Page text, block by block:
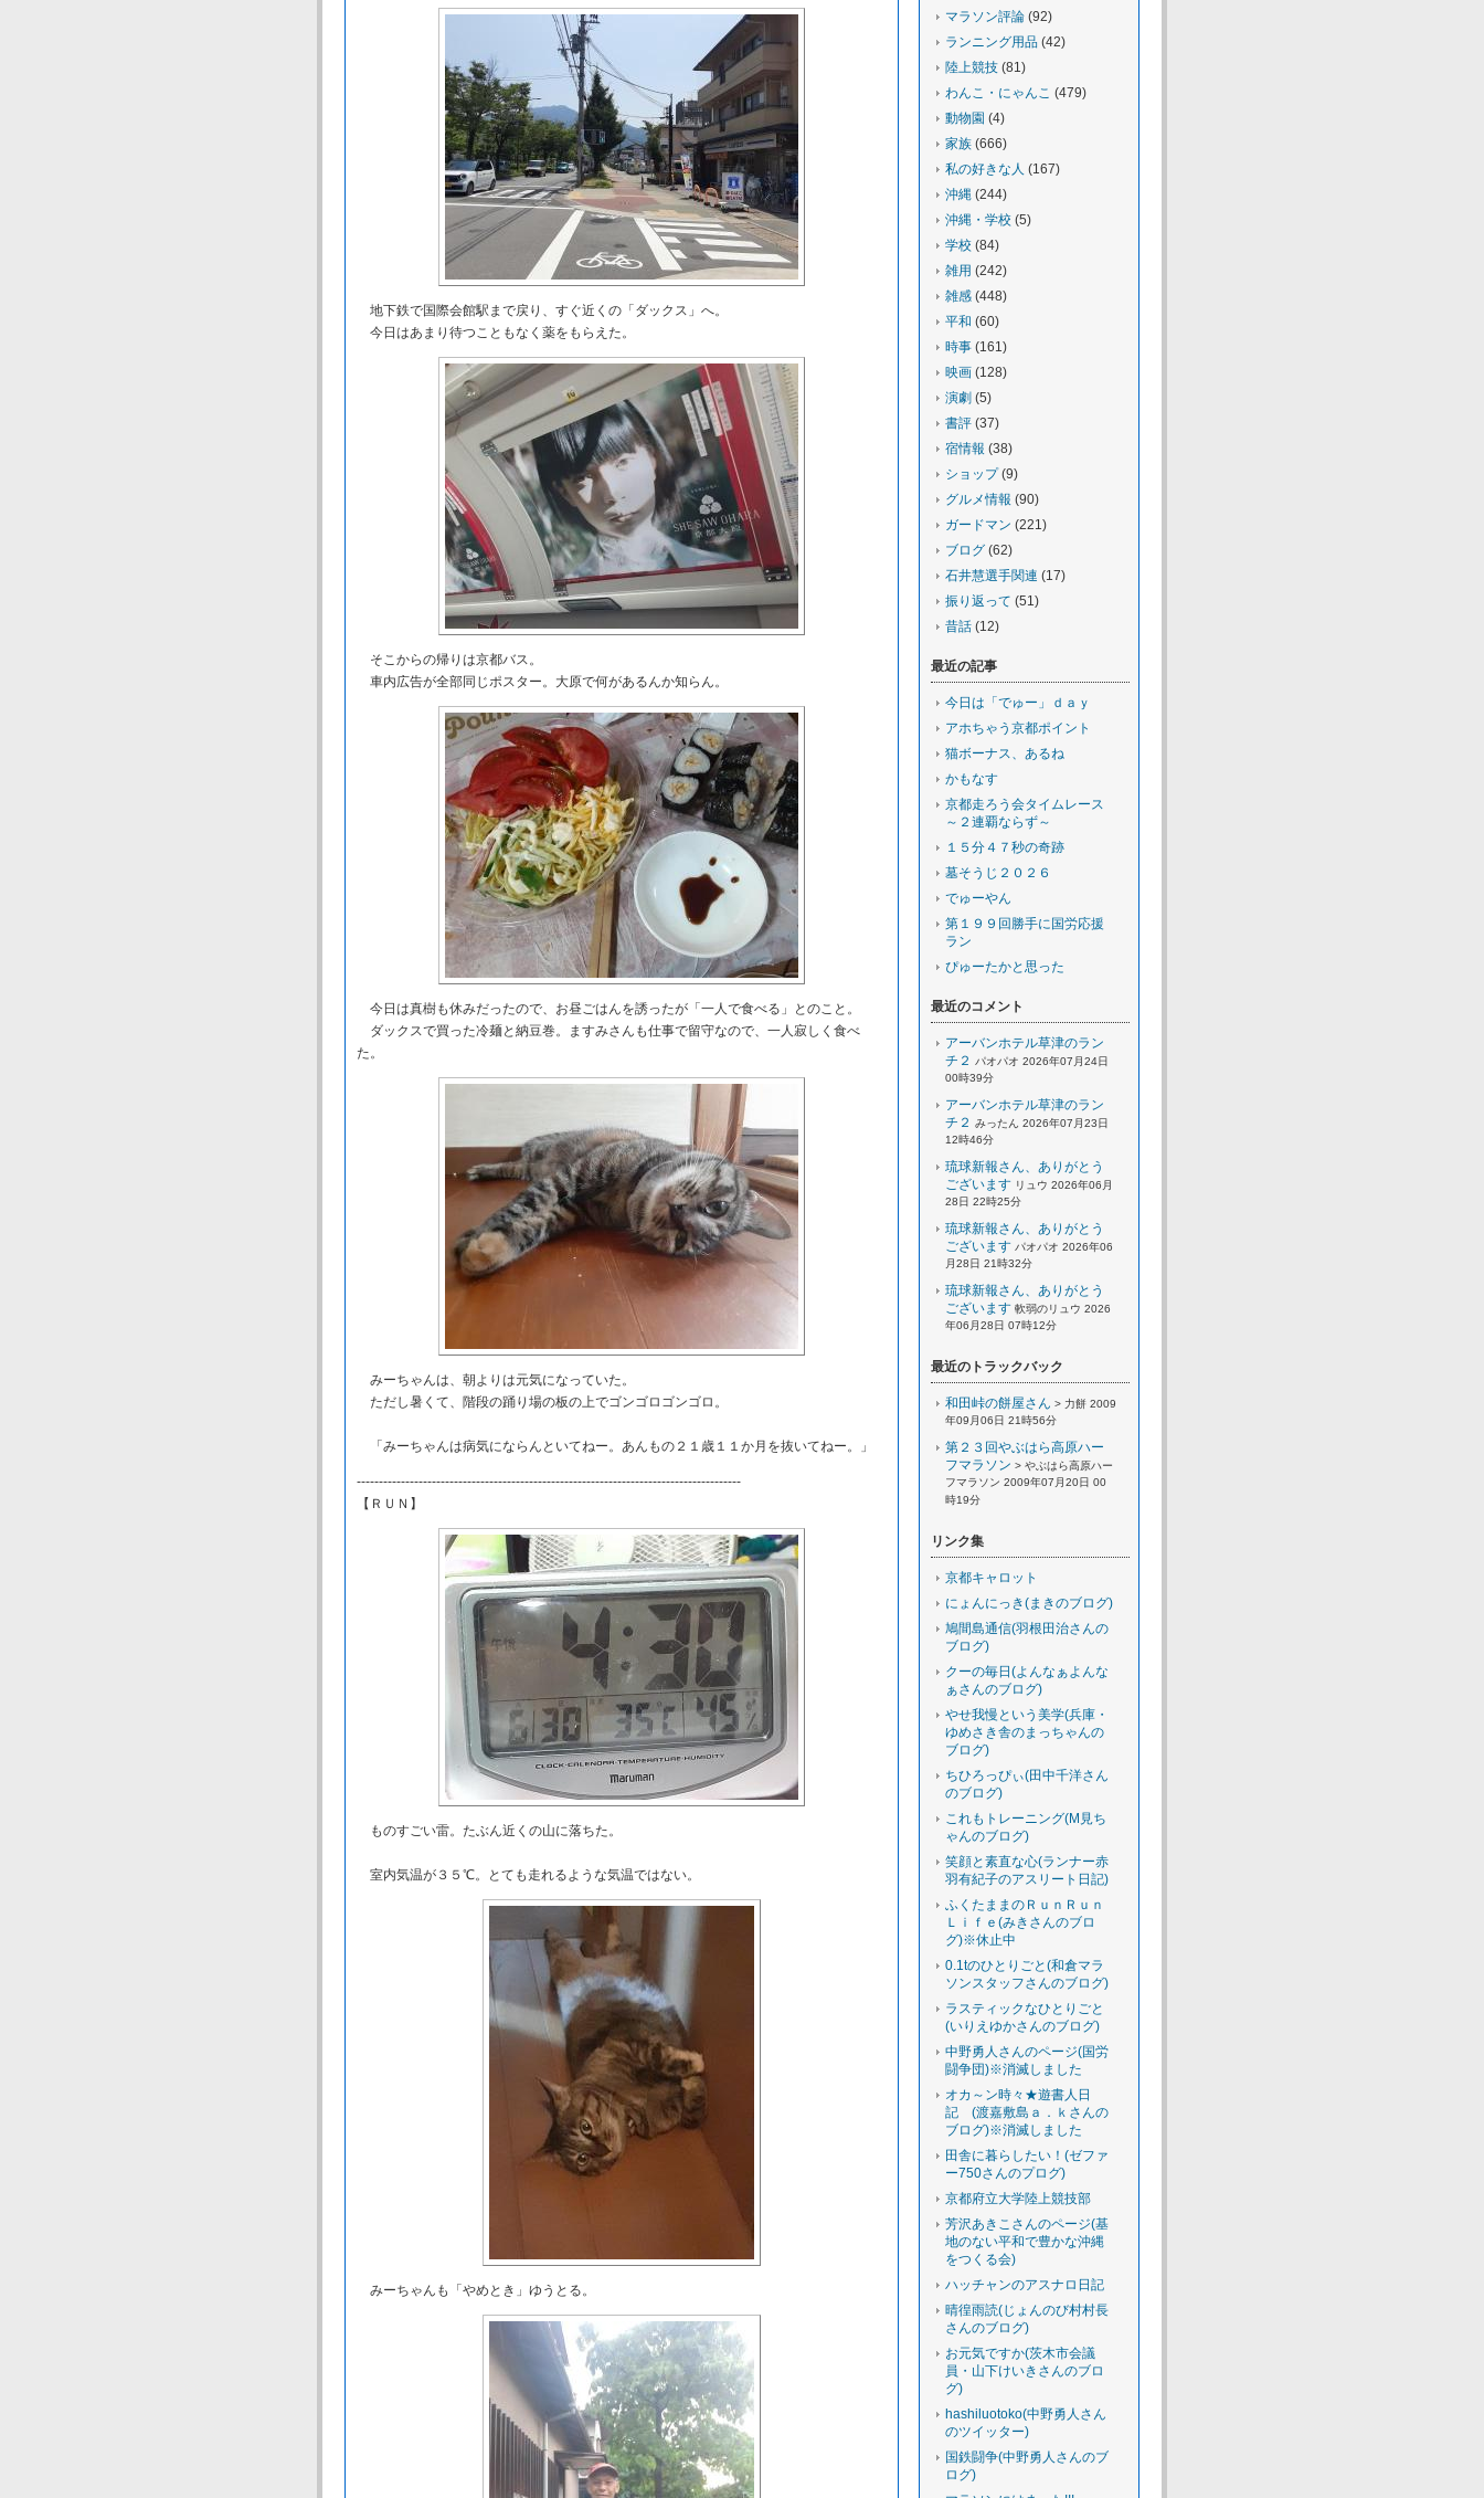
地下鉄で国際会館駅まで戻り、すぐ近くの「ダックス」へ。
今日はあまり待つこともなく薬をもらえた。
そこからの帰りは京都バス。
車内広告が全部同じポスター。大原で何があるんか知らん。
今日は真樹も休みだったので、お昼ごはんを誘ったが「一人で食べる」とのこと。
ダックスで買った冷麺と納豆巻。ますみさんも仕事で留守なので、一人寂しく食べ
た。
みーちゃんは、朝よりは元気になっていた。
ただし暑くて、階段の踊り場の板の上でゴンゴロゴンゴロ。
「みーちゃんは病気にならんといてねー。あんもの２１歳１１か月を抜いてねー。」
---------------------------------------------------------------------------------------
【ＲＵＮ】
ものすごい雷。たぶん近くの山に落ちた。
室内気温が３５℃。とても走れるような気温ではない。
みーちゃんも「やめとき」ゆうとる。
マラソン評論 (92)
ランニング用品 (42)
陸上競技 (81)
わんこ・にゃんこ (479)
動物園 (4)
家族 (666)
私の好きな人 (167)
沖縄 (244)
沖縄・学校 (5)
学校 (84)
雑用 (242)
雑感 (448)
平和 (60)
時事 (161)
映画 (128)
演劇 (5)
書評 (37)
宿情報 (38)
ショップ(9)
グルメ情報 (90)
ガードマン (221)
ブログ (62)
石井慧選手関連 (17)
振り返って (51)
昔話 (12)
最近の記事
今日は「でゅー」ｄａｙ
アホちゃう京都ポイント
猫ボーナス、あるね
かもなす
京都走ろう会タイムレース
～２連覇ならず～
１５分４７秒の奇跡
墓そうじ２０２６
でゅーやん
第１９９回勝手に国労応援
ラン
ぴゅーたかと思った
最近のコメント
アーバンホテル草津のラン
チ２
パオパオ 2026年07月24日
00時39分
アーバンホテル草津のラン
チ２ みったん 2026年07月23日
12時46分
琉球新報さん、ありがとう
ございます リュウ 2026年06月
28日 22時25分
琉球新報さん、ありがとう
ございます パオパオ 2026年06
月28日 21時32分
琉球新報さん、ありがとう
ございます 軟弱のリュウ 2026
年06月28日 07時12分
最近のトラックバック
和田峠の餅屋さん > 力餅 2009
年09月06日 21時56分
第２３回やぶはら高原ハー
フマラソン > やぶはら高原ハー
フマラソン 2009年07月20日 00
時19分
リンク集
京都キャロット
にょんにっき(まきのブログ)
鳩間島通信(羽根田治さんの
ブログ)
クーの毎日(よんなぁよんな
ぁさんのブログ)
やせ我慢という美学(兵庫・
ゆめさき舎のまっちゃんの
ブログ)
ちひろっぴぃ(田中千洋さん
のブログ)
これもトレーニング(M見ち
ゃんのブログ)
笑顔と素直な心(ランナー赤
羽有紀子のアスリート日記)
ふくたままのＲｕｎＲｕｎ
Ｌｉｆｅ(みきさんのブロ
グ)※休止中
0.1tのひとりごと(和倉マラ
ソンスタッフさんのブログ)
ラスティックなひとりごと
(いりえゆかさんのブログ)
中野勇人さんのページ(国労
闘争団)※消滅しました
オカ～ン時々★遊書人日
記 (渡嘉敷島ａ．ｋさんの
ブログ)※消滅しました
田舎に暮らしたい！(ゼファ
ー750さんのプログ)
京都府立大学陸上競技部
芳沢あきこさんのページ(基
地のない平和で豊かな沖縄
をつくる会)
ハッチャンのアスナロ日記
晴徨雨読(じょんのび村村長
さんのブログ)
お元気ですか(茨木市会議
員・山下けいきさんのブロ
グ)
hashiluotoko(中野勇人さん
のツイッター)
国鉄闘争(中野勇人さんのブ
ログ)